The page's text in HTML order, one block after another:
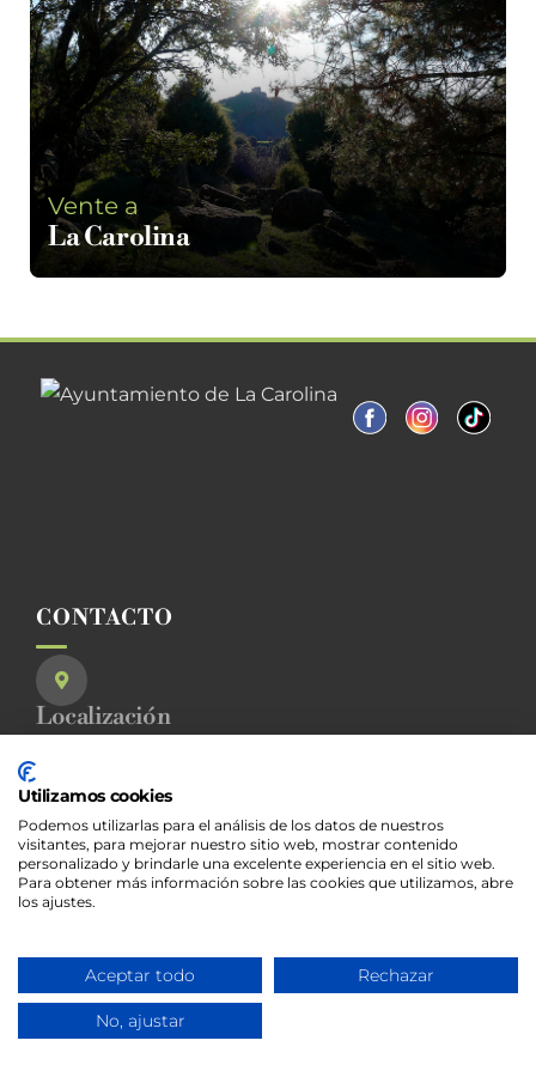
Vente a
La Carolina
CONTACTO
Localización
Teléfono
+34 953 66 00 34
turismo@lacarolina.es
AVISOS LEGALES
Utilizamos cookies
Podemos utilizarlas para el análisis de los datos de nuestros
visitantes, para mejorar nuestro sitio web, mostrar contenido
personalizado y brindarle una excelente experiencia en el sitio web.
Para obtener más información sobre las cookies que utilizamos, abre
los ajustes.
Aceptar todo Rechazar
No, ajustar